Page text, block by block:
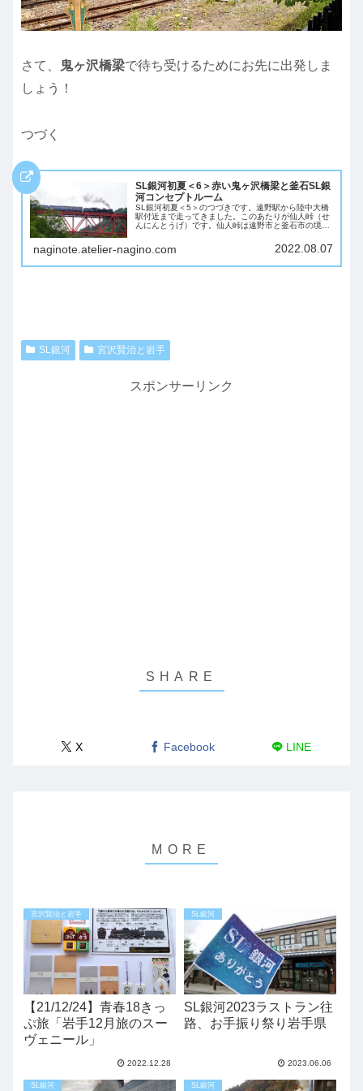
さて、 鬼ヶ沢橋梁で待ち受けるためにお先に出発しま
しょう！
つづく
SL銀河初夏＜6＞赤い鬼ヶ沢橋梁と釜石SL銀
河コンセプトルーム
SL銀河初夏＜5＞のつづきです。遠野駅から陸中大橋
駅付近まで走ってきました。このあたりが仙人峠（せ
んにんとうげ）です。仙人峠は遠野市と釜石市の境に
瀬駅で下車して歩いて峠越えでした。その向こうの...
naginote.atelier-nagino.com 2022.08.07
SL銀河 宮沢賢治と岩手
スポンサーリンク
X Facebook LINE
宮沢賢治と岩手
【21/12/24】青春18きっ
ぷ旅「岩手12月旅のスー
ヴェニール」
2022.12.28
SL銀河
SL銀河2023ラストラン往
路、お手振り祭り岩手県
2023.06.06
SL銀河 SL銀河